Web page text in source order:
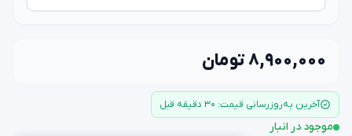
۸,۹۰۰,۰۰۰ تومان
آخرین به‌روزرسانی قیمت: ۳۰ دقیقه قبل
موجود در انبار